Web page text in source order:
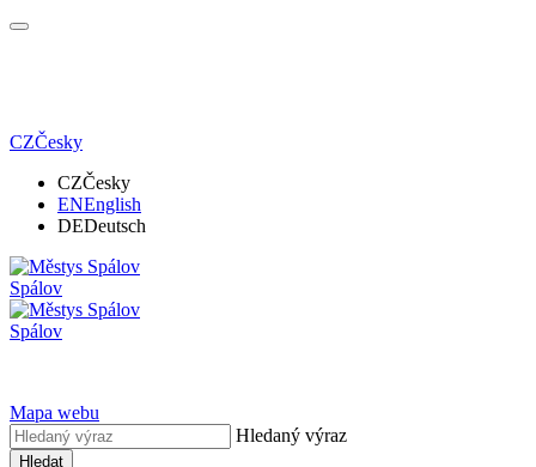
CZČesky
CZČesky
ENEnglish
DEDeutsch
Spálov
Spálov
Mapa webu
Hledaný výraz
Hledat